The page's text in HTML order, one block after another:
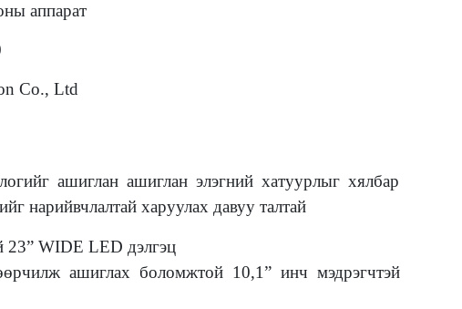
аппарат
Co., Ltd
ашиглан ашиглан элэгний хатуурлыг хялбар
нарийвчлалтай харуулах давуу талтай
бүхий 23” WIDE LED дэлгэц
ашиглах боломжтой 10,1” инч мэдрэгчтэй